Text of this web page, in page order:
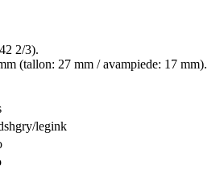
2/3).
(tallon: 27 mm / avampiede: 17 mm).
legink